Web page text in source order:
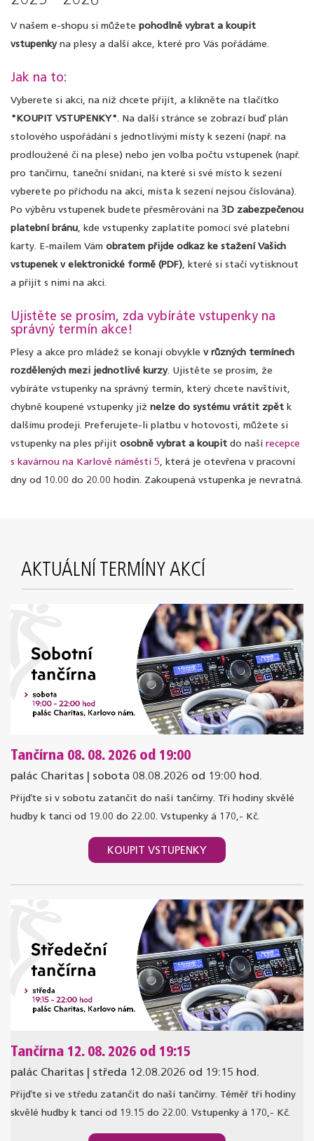
V našem e-shopu si můžete pohodlně vybrat a koupit
vstupenkyna plesy a další akce, které pro Vás pořádáme.
Jak na to:
Vyberete si akci, na níž chcete přijít, a klikněte na tlačítko
"KOUPIT VSTUPENKY". Na další stránce se zobrazí buď plán
stolového uspořádání s jednotlivými místy k sezení (např. na
prodloužené či na plese) nebo jen volba počtu vstupenek (např.
pro tančírnu, taneční snídani, na které si své místo k sezení
vyberete po příchodu na akci, místa k sezení nejsou číslována).
Po výběru vstupenek budete přesměrováni na 3D zabezpečenou
platební bránu, kde vstupenky zaplatíte pomocí své platební
karty. E-mailem Vám obratem přijde odkaz ke stažení Vašich
vstupenek v elektronické formě (PDF), které si stačí vytisknout
a přijít s nimi na akci.
Ujistěte se prosím, zda vybíráte vstupenky na
správný termín akce!
Plesy a akce pro mládež se konají obvykle v různých termínech
rozdělených mezi jednotlivé kurzy. Ujistěte se prosím, že
vybíráte vstupenky na správný termín, který chcete navštívit,
chybně koupené vstupenky již nelze do systému vrátit zpět k
dalšímu prodeji. Preferujete-li platbu v hotovosti, můžete si
vstupenky na ples přijít osobně vybrat a koupit do naší recepce
s kavárnou na Karlově náměstí 5, která je otevřena v pracovní
dny od 10.00 do 20.00 hodin. Zakoupená vstupenka je nevratná.
AKTUÁLNÍ TERMÍNY AKCÍ
Tančírna 08. 08. 2026 od 19:00
palác Charitas | sobota 08.08.2026 od 19:00 hod.
Přijďte si v sobotu zatančit do naší tančírny. Tři hodiny skvělé
hudby k tanci od 19.00 do 22.00. Vstupenky á 170,- Kč.
KOUPIT VSTUPENKY
Tančírna 12. 08. 2026 od 19:15
palác Charitas | středa 12.08.2026 od 19:15 hod.
Přijďte si ve středu zatančit do naší tančírny. Téměř tři hodiny
skvělé hudby k tanci od 19.15 do 22.00. Vstupenky á 170,- Kč.